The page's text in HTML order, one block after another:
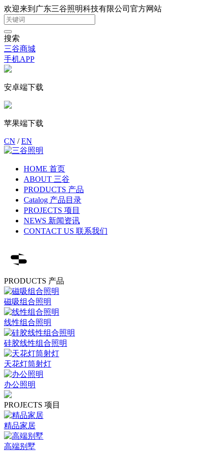
欢迎来到广东三谷照明科技有限公司官方网站
搜索
三谷商城
手机APP
安卓端下载
苹果端下载
CN /EN
HOME 首页
ABOUT 三谷
PRODUCTS 产品
Catalog 产品目录
PROJECTS 项目
NEWS 新闻资讯
CONTACT US 联系我们
PRODUCTS 产品
磁吸组合照明
线性组合照明
硅胶线性组合照明
天花灯筒射灯
办公照明
PROJECTS 项目
精品家居
高端别墅